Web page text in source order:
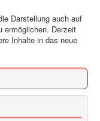
Darstellung auch auf
ermöglichen. Derzeit
Inhalte in das neue